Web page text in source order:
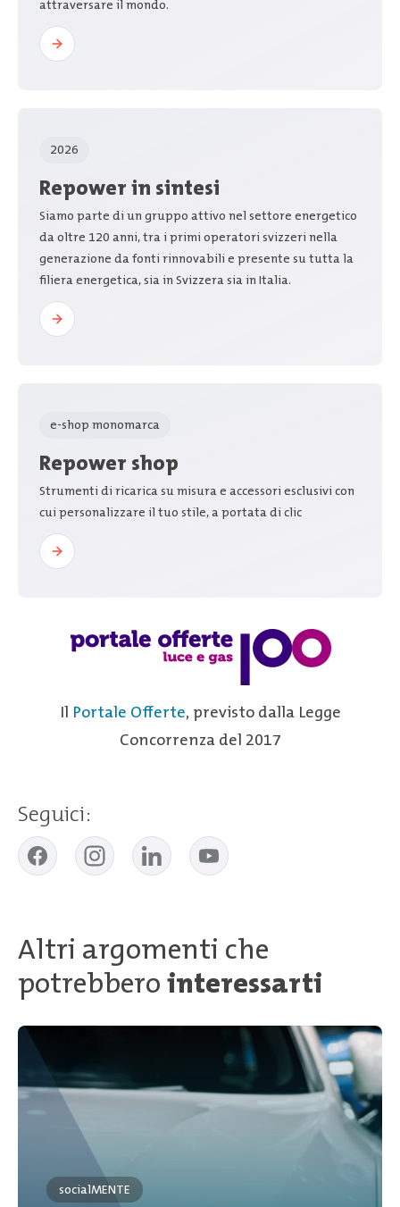
attraversare il mondo.
2026
Repower in sintesi
Siamo parte di un gruppo attivo nel settore energetico
da oltre 120 anni, tra i primi operatori svizzeri nella
generazione da fonti rinnovabili e presente su tutta la
filiera energetica, sia in Svizzera sia in Italia.
e-shop monomarca
Repower shop
Strumenti di ricarica su misura e accessori esclusivi con
cui personalizzare il tuo stile, a portata di clic
Il Portale Offerte, previsto dalla Legge
Concorrenza del 2017
Seguici:
Altri argomenti che
potrebberointeressarti
socialMENTE